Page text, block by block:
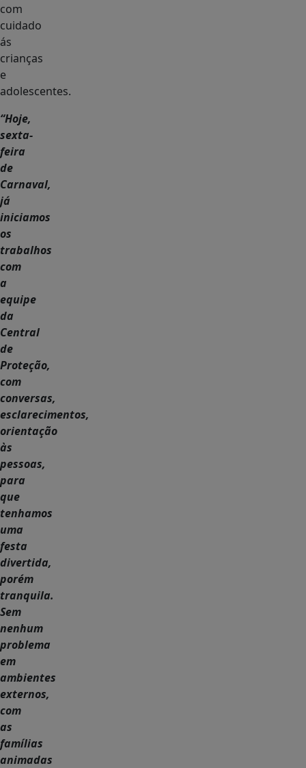
com
cuidado
ás
crianças
e
adolescentes.
“Hoje,
sexta-
feira
de
Carnaval,
já
iniciamos
os
trabalhos
com
a
equipe
da
Central
de
Proteção,
com
conversas,
esclarecimentos,
orientação
às
pessoas,
para
que
tenhamos
uma
festa
divertida,
porém
tranquila.
Sem
nenhum
problema
em
ambientes
externos,
com
as
famílias
animadas